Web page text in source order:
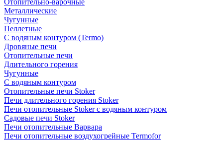
Отопительно-варочные
Металлические
Чугунные
Пеллетные
С водяным контуром (Termo)
Дровяные печи
Отопительные печи
Длительного горения
Чугунные
C водяным контуром
Отопительные печи Stoker
Печи длительного горения Stoker
Печи отопительные Stoker с водяным контуром
Садовые печи Stoker
Печи отопительные Варвара
Печи отопительные воздухогрейные Termofor